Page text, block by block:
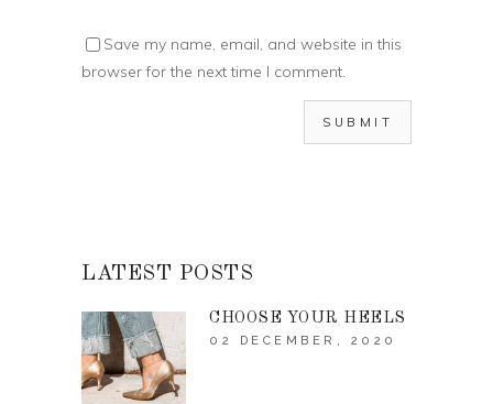
Save my name, email, and website in this
browser for the next time I comment.
LATEST POSTS
CHOOSE YOUR HEELS
02 DECEMBER, 2020